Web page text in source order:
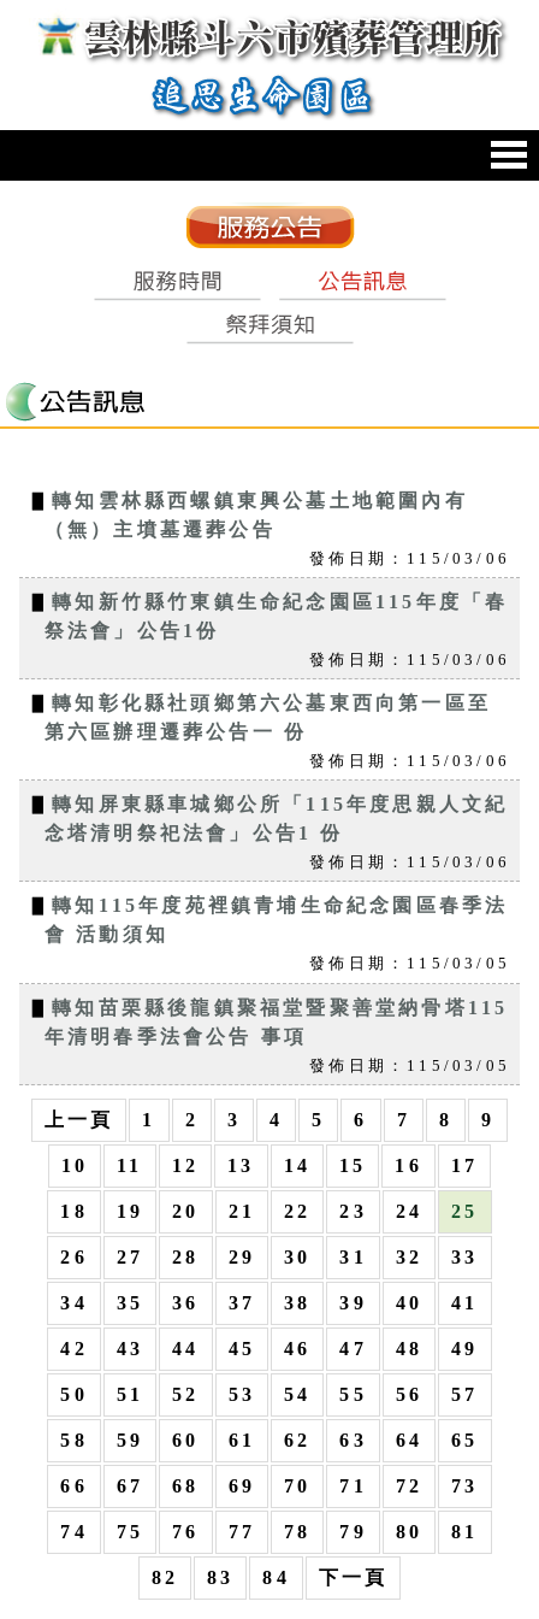
跳到主要內容區塊
▋轉知雲林縣西螺鎮東興公墓土地範圍內有
（無）主墳墓遷葬公告
發佈日期：115/03/06
▋轉知新竹縣竹東鎮生命紀念園區115年度「春
祭法會」公告1份
發佈日期：115/03/06
▋轉知彰化縣社頭鄉第六公墓東西向第一區至
第六區辦理遷葬公告一 份
發佈日期：115/03/06
▋轉知屏東縣車城鄉公所「115年度思親人文紀
念塔清明祭祀法會」公告1 份
發佈日期：115/03/06
▋轉知115年度苑裡鎮青埔生命紀念園區春季法
會 活動須知
發佈日期：115/03/05
▋轉知苗栗縣後龍鎮聚福堂暨聚善堂納骨塔115
年清明春季法會公告 事項
發佈日期：115/03/05
上一頁 1 2 3 4 5 6 7 8 9
10 11 12 13 14 15 16 17
18 19 20 21 22 23 24 25
26 27 28 29 30 31 32 33
34 35 36 37 38 39 40 41
42 43 44 45 46 47 48 49
50 51 52 53 54 55 56 57
58 59 60 61 62 63 64 65
66 67 68 69 70 71 72 73
74 75 76 77 78 79 80 81
82 83 84 下一頁